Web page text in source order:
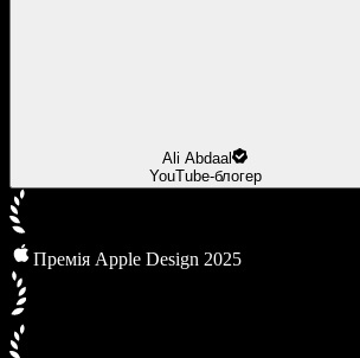
Ali Abdaal
YouTube-блогер
Премія Apple Design 2025